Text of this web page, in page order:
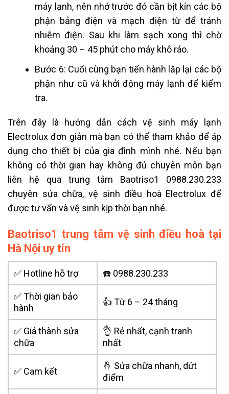
máy lạnh, nên nhớ trước đó cần bịt kín các bộ
phận bảng điện và mạch điện từ để tránh
nhiễm điện. Sau khi làm sạch xong thì chờ
khoảng 30 – 45 phút cho máy khô ráo.
Bước 6: Cuối cùng bạn tiến hành lắp lại các bộ
phận như cũ và khởi động máy lạnh để kiểm
tra.
Trên đây là hướng dẫn cách vệ sinh máy lạnh
Electrolux đơn giản mà bạn có thể tham khảo để áp
dụng cho thiết bị của gia đình mình nhé. Nếu bạn
không có thời gian hay không đủ chuyên môn bạn
liên hệ qua trung tâm Baotriso1 0988.230.233
chuyên sửa chữa, vệ sinh điều hoà Electrolux để
được tư vấn và vệ sinh kịp thời bạn nhé.
Baotriso1 trung tâm vệ sinh điều hoà tại
Hà Nội uy tín
✅ Hotline hỗ trợ ☎️ 0988.230.233
✅ Thời gian bảo
hành
👍 Từ 6 – 24 tháng
✅ Giá thành sửa
chữa
👌 Rẻ nhất, cạnh tranh
nhất
✅ Cam kết
🤞 Sửa chữa nhanh, dứt
điểm